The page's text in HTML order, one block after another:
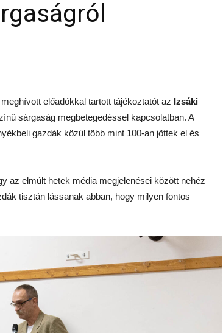
előadókkal tartott tájékoztatót az Izsáki
sárgaság megbetegedéssel kapcsolatban. A
gazdák közül több mint 100-an jöttek el és
az elmúlt hetek média megjelenései között nehéz
tisztán lássanak abban, hogy milyen fontos